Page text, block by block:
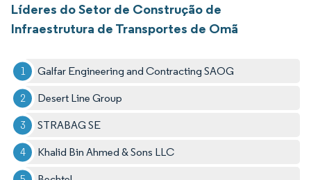
Líderes do Setor de Construção de
Infraestrutura de Transportes de Omã
Galfar Engineering and Contracting SAOG
Desert Line Group
STRABAG SE
Khalid Bin Ahmed & Sons LLC